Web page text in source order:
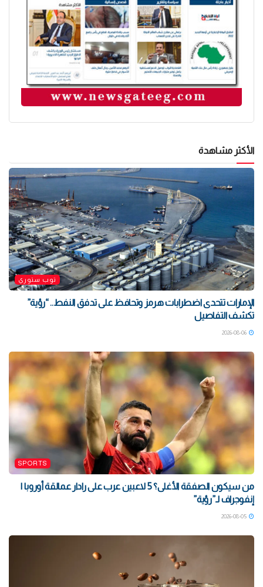
الأكثر مشاهدة
توب ستوري
الإمارات تتحدى اضطرابات هرمز وتحافظ على تدفق النفط.. “رؤية”
تكشف التفاصيل
SPORTS
من سيكون الصفقة الأغلى؟ 5 لاعبين عرب على رادار عمالقة أوروبا |
إنفوجراف لـ”رؤية”